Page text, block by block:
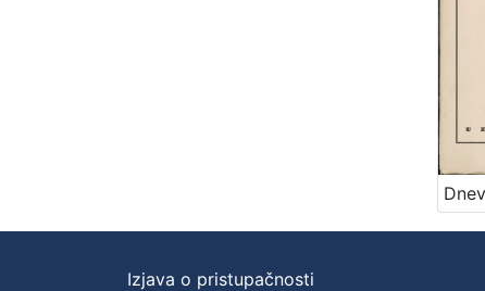
Izjava o pristupačnosti